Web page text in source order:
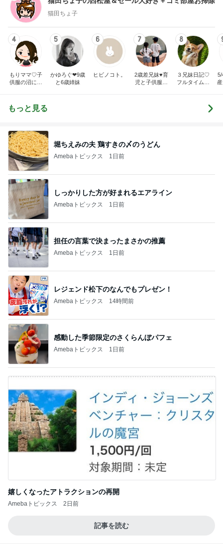
猫田ちょ子
4
もりママ♡子
供服の沼にハ
5
かゆろぐ‪‪❤︎‬9歳
と6歳姉妹
6
ヒビノコト。
7
2歳差兄妹♥︎育
児と子供服ブ
8
３兄妹日記♡
フルタイムワ
もっと見る
堀ちえみの夫 鶏すきの〆のうどん
Amebaトピックス 1日前
しっかりした方が好まれるエアライン
Amebaトピックス 1日前
担任の言葉で決まったまさかの推薦
Amebaトピックス 1日前
レジェンド松下のなんでもプレゼン！
Amebaトピックス 14時間前
感動した季節限定のさくらんぼパフェ
Amebaトピックス 1日前
嬉しくなったアトラクションの再開
Amebaトピックス 2日前
記事を読む